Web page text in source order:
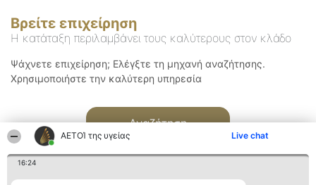
ΑΕΤΟΊ της υγείας Live chat
16:24
Βρείτε επιχείρηση
Η κατάταξη περιλαμβάνει τους καλύτερους στον κλάδο
Ψάχνετε επιχείρηση; Ελέγξτε τη μηχανή αναζήτησης.
Χρησιμοποιήστε την καλύτερη υπηρεσία
Αναζήτηση